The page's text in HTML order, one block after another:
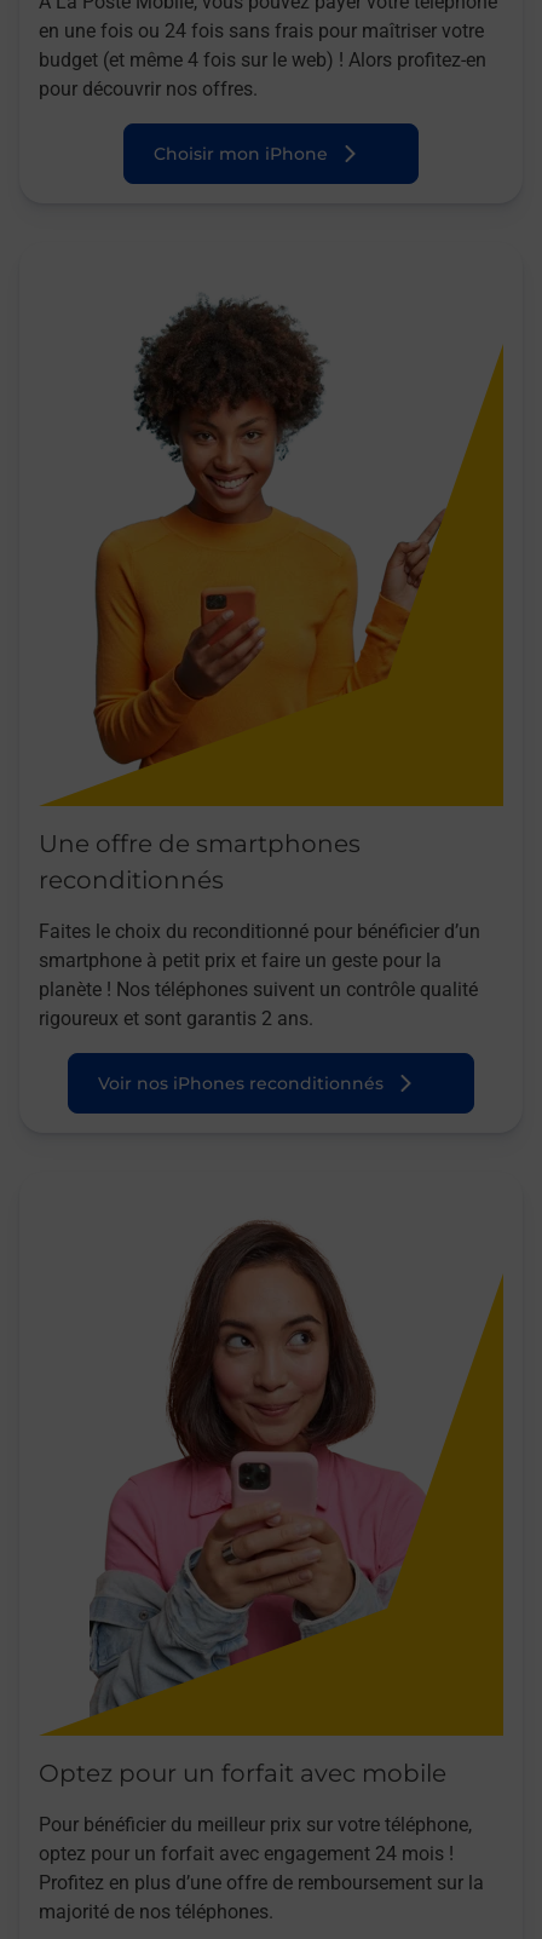
en une fois ou 24 fois sans frais pour maîtriser votre
budget (et même 4 fois sur le web) ! Alors profitez-en
pour découvrir nos offres.
Choisir mon iPhone
Une offre de smartphones
reconditionnés
Faites le choix du reconditionné pour bénéficier d’un
smartphone à petit prix et faire un geste pour la
planète ! Nos téléphones suivent un contrôle qualité
rigoureux et sont garantis 2 ans.
Voir nos iPhones reconditionnés
Optez pour un forfait avec mobile
Pour bénéficier du meilleur prix sur votre téléphone,
optez pour un forfait avec engagement 24 mois !
Profitez en plus d’une offre de remboursement sur la
majorité de nos téléphones.